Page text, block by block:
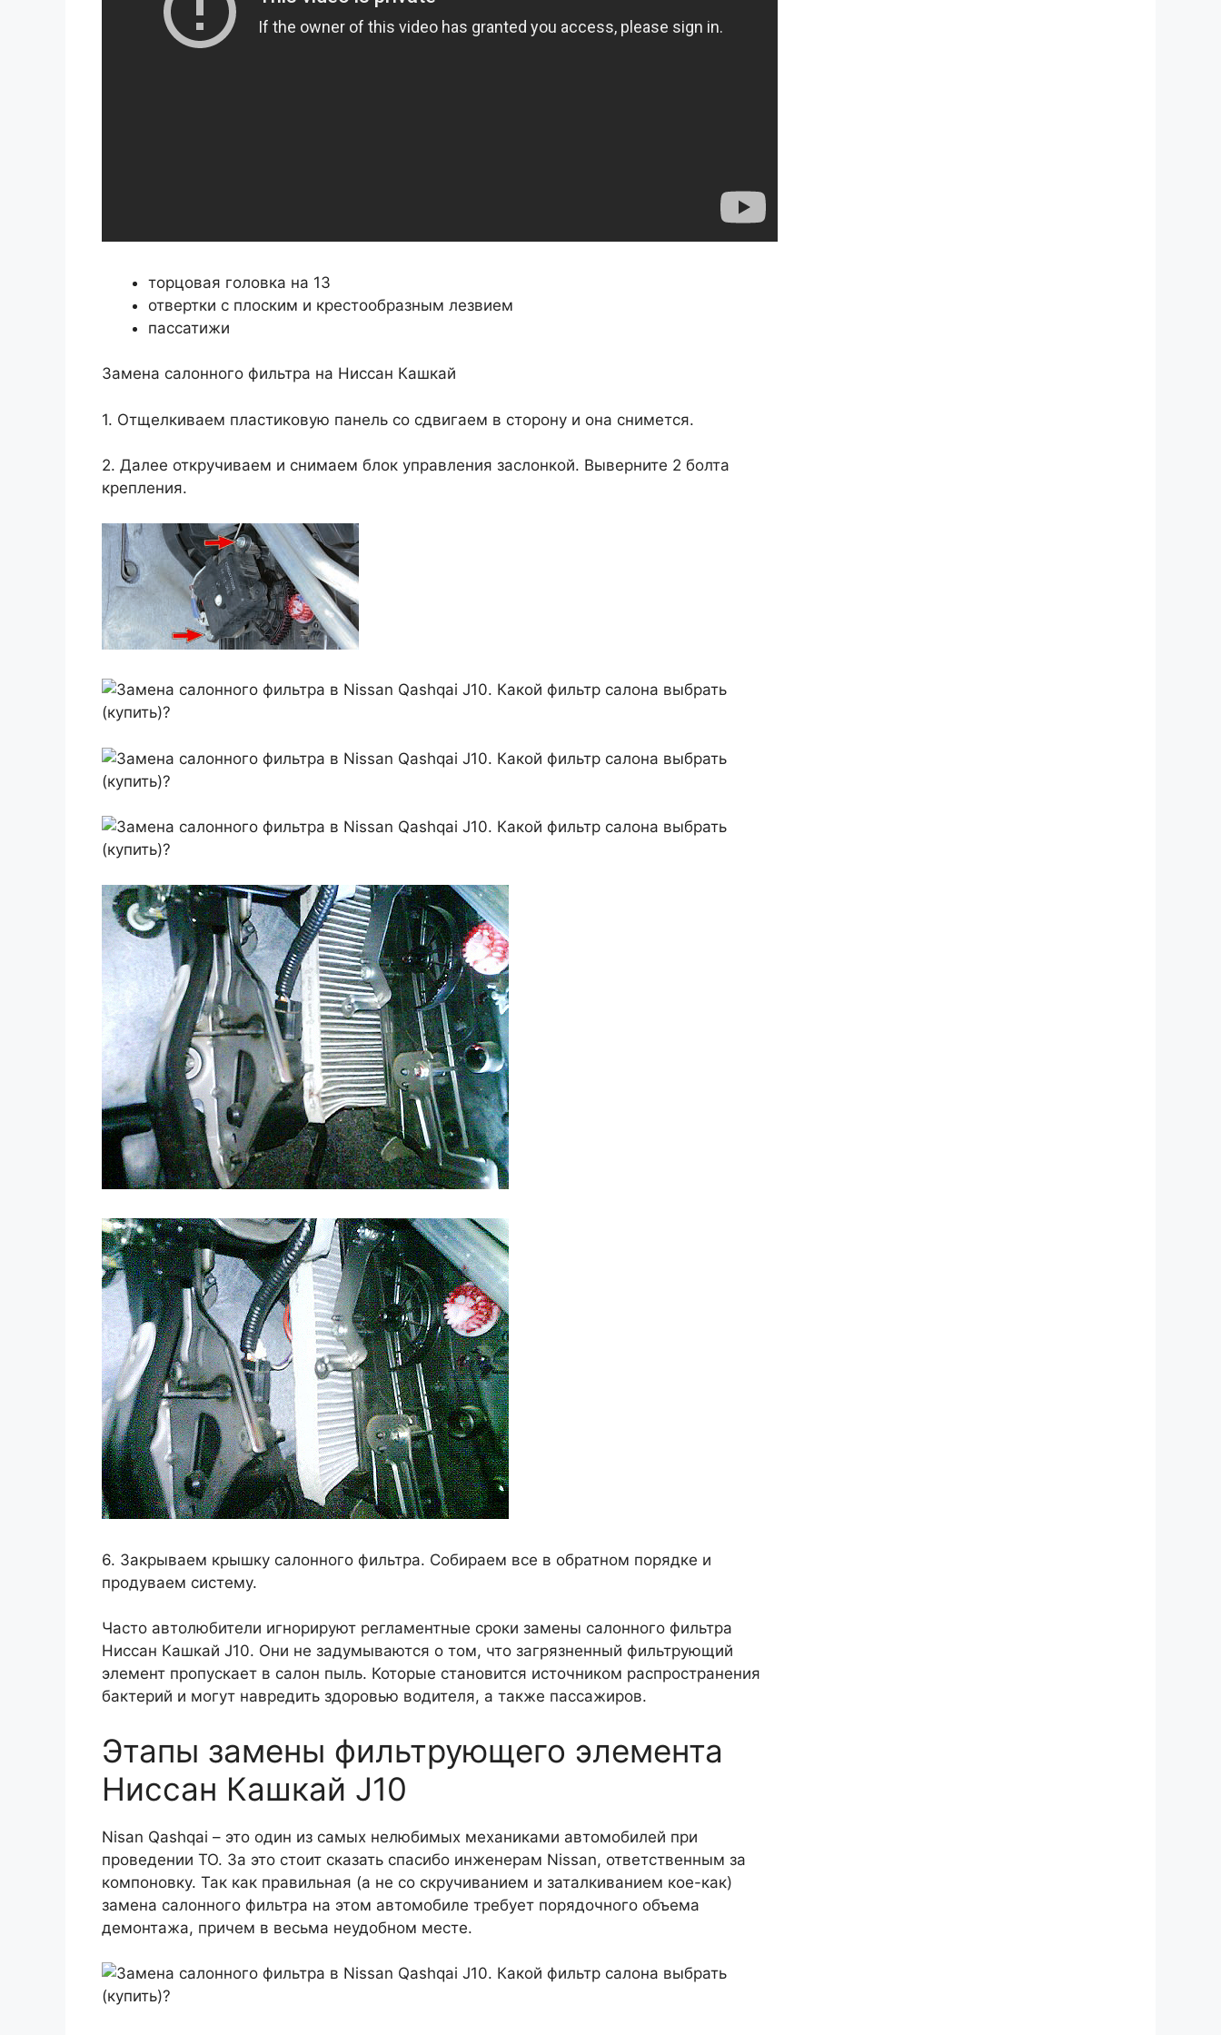
торцовая головка на 13
отвертки с плоским и крестообразным лезвием
пассатижи
Замена салонного фильтра на Ниссан Кашкай
1. Отщелкиваем пластиковую панель со сдвигаем в сторону и она снимется.
2. Далее откручиваем и снимаем блок управления заслонкой. Выверните 2 болта
крепления.
6. Закрываем крышку салонного фильтра. Собираем все в обратном порядке и
продуваем систему.
Часто автолюбители игнорируют регламентные сроки замены салонного фильтра
Ниссан Кашкай J10. Они не задумываются о том, что загрязненный фильтрующий
элемент пропускает в салон пыль. Которые становится источником распространения
бактерий и могут навредить здоровью водителя, а также пассажиров.
Этапы замены фильтрующего элемента
Ниссан Кашкай J10
Nisan Qashqai – это один из самых нелюбимых механиками автомобилей при
проведении ТО. За это стоит сказать спасибо инженерам Nissan, ответственным за
компоновку. Так как правильная (а не со скручиванием и заталкиванием кое-как)
замена салонного фильтра на этом автомобиле требует порядочного объема
демонтажа, причем в весьма неудобном месте.